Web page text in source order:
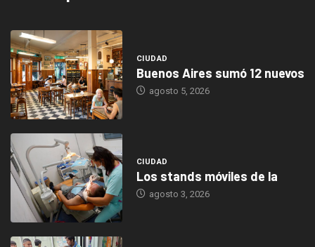
CIUDAD
Buenos Aires sumó 12 nuevos
agosto 5, 2026
CIUDAD
Los stands móviles de la
agosto 3, 2026